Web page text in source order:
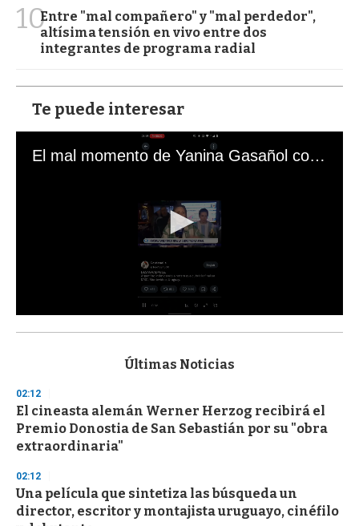
10Entre "mal compañero" y "mal perdedor",
altísima tensión en vivo entre dos
integrantes de programa radial
Te puede interesar
El mal momento de Yanina Gasañol con un hincha argentino en "Subrayado"
s
d
s
o
f
3
s
e
c
o
Últimas Noticias
02:12
El cineasta alemán Werner Herzog recibirá el
Premio Donostia de San Sebastián por su "obra
extraordinaria"
02:12
Una película que sintetiza las búsqueda un
director, escritor y montajista uruguayo, cinéfilo